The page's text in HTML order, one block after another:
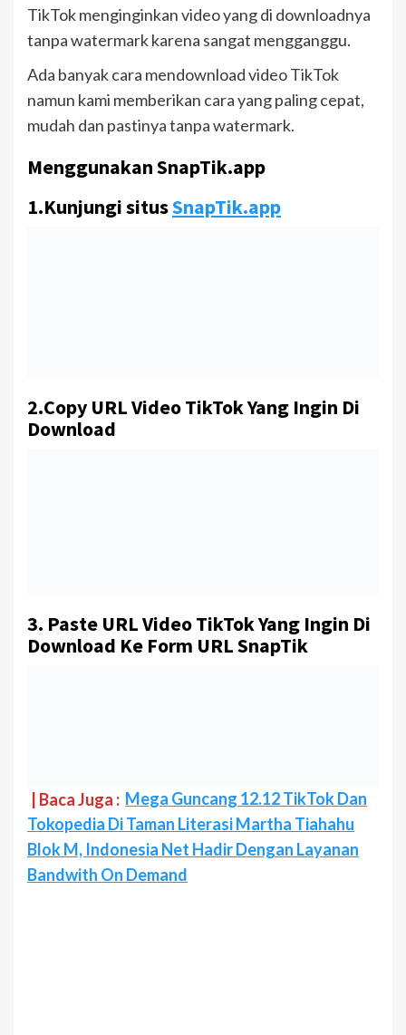
TikTok menginginkan video yang di downloadnya
tanpa watermark karena sangat mengganggu.
Ada banyak cara mendownload video TikTok
namun kami memberikan cara yang paling cepat,
mudah dan pastinya tanpa watermark.
Menggunakan SnapTik.app
1.Kunjungi situsSnapTik.app
2.Copy URL Video TikTok Yang Ingin Di
Download
3. Paste URL Video TikTok Yang Ingin Di
Download Ke Form URL SnapTik
| Baca Juga : Mega Guncang 12.12 TikTok Dan
Tokopedia Di Taman Literasi Martha Tiahahu
Blok M, Indonesia Net Hadir Dengan Layanan
Bandwith On Demand